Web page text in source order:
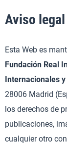
Aviso legal
Esta Web es
Fundación Real
Internacionales
28006 Madrid
los derechos de
publicaciones,
cualquier otro